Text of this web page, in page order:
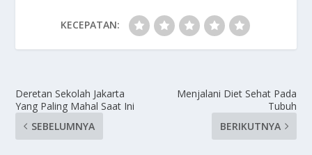
KECEPATAN:
Deretan Sekolah Jakarta
Yang Paling Mahal Saat Ini
SEBELUMNYA
Menjalani Diet Sehat Pada
Tubuh
BERIKUTNYA